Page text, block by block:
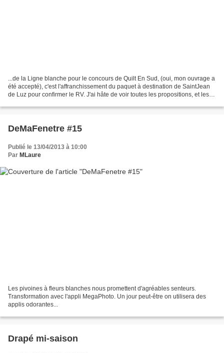
...de la Ligne blanche pour le concours de Quilt En Sud, (oui, mon ouvrage a
été accepté), c'est l'affranchissement du paquet à destination de SaintJean
de Luz pour confirmer le RV. J'ai hâte de voir toutes les propositions, et les
DeMaFenetre #15
Publié le 13/04/2013 à 10:00
Par MLaure
Les pivoines à fleurs blanches nous promettent d'agréables senteurs.
Transformation avec l'appli MegaPhoto. Un jour peut-être on utilisera des
applis odorantes...
Drapé mi-saison